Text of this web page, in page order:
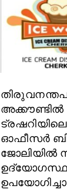
ഓഫീസർ
ജോലിയിൽ